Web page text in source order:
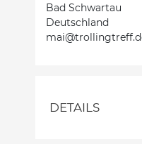
Bad Schwartau
Deutschland
DETAILS